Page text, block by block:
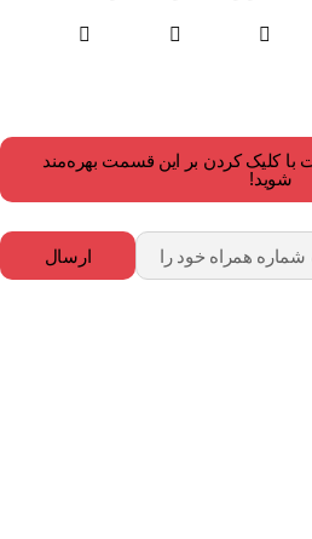
با کلیک کردن بر این قسمت بهره‌مند
شوید!
ارسال